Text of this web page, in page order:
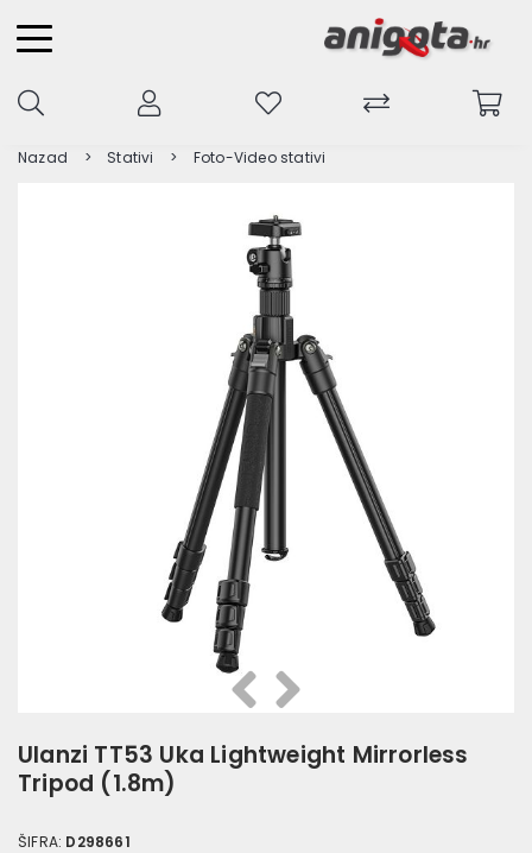
Nazad Stativi Foto-Video stativi
PrethodnaSlijedeća
Ulanzi TT53 Uka Lightweight Mirrorless
Tripod (1.8m)
ŠIFRA: D298661